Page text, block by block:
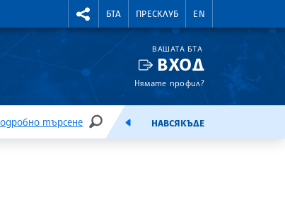
RIGHTMENU.SOCIAL
БТА ПРЕСКЛУБ EN
ВАШАТА БТА
ВХОД
Нямате профил?
търсене
ТЪРСЕНЕЕМИСИЯНАВСЯКЪДЕ